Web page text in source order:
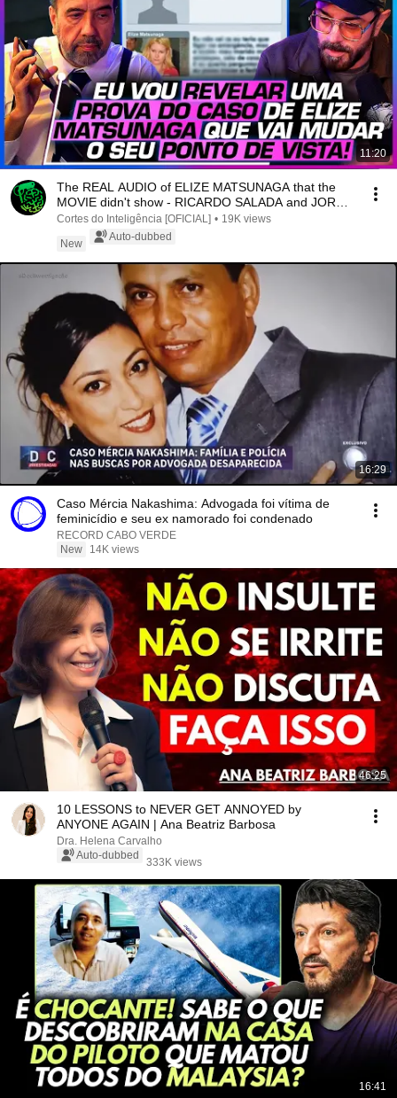
11:20
The REAL AUDIO of ELIZE MATSUNAGA that the
MOVIE didn't show - RICARDO SALADA and JORGE
LORDELLO
Cortes do Inteligência [OFICIAL] • 19K views
New
Auto-dubbed
16:29
Caso Mércia Nakashima: Advogada foi vítima de
feminicídio e seu ex namorado foi condenado
RECORD CABO VERDE
New
14K views
46:25
10 LESSONS to NEVER GET ANNOYED by
ANYONE AGAIN | Ana Beatriz Barbosa
Dra. Helena Carvalho
Auto-dubbed
333K views
16:41